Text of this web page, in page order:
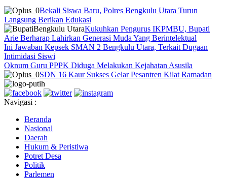
Bekali Siswa Baru, Polres Bengkulu Utara Turun
Langsung Berikan Edukasi
Kukuhkan Pengurus IKPMBU, Bupati
Arie Berharap Lahirkan Generasi Muda Yang Berintelektual
Ini Jawaban Kepsek SMAN 2 Bengkulu Utara, Terkait Dugaan
Intimidasi Siswi
Oknum Guru PPPK Diduga Melakukan Kejahatan Asusila
SDN 16 Kaur Sukses Gelar Pesantren Kilat Ramadan
Navigasi :
Beranda
Nasional
Daerah
Hukum & Peristiwa
Potret Desa
Politik
Parlemen